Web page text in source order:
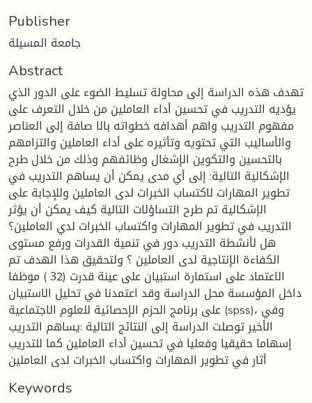
Publisher
جامعة المسيلة
Abstract
تهدف هذه الدراسة إلى محاولة تسليط الضوء على الدور الذي
يؤديه التدريب في تحسين أداء العاملين من خلال التعرف على
مفهوم التدريب واهم أهدافه خطواته بالا صافة إلى العناصر
والأساليب التي تحتويه وتأثيره على أداء العاملين والتزامهم
بالتحسين والتكوين الإشغال وظائفهم وذلك من خلال طرح
الإشكالية التالية: إلى أي مدى يمكن أن يساهم التدريب في
تطوير المهارات لاكتساب الخبرات لدى العاملين وللإجابة على
الإشكالية تم طرح التساؤلات التالية كيف يمكن أن يؤثر
التدريب في تطوير المهارات واكتساب الخبرات لدي العاملين؟
هل لأنشطة التدريب دور في تنمية القدرات ورفع مستوى
الكفاءة الإنتاجية لدى العاملين ؟ ولتحقيق هذا الهدف تم
الاعتماد على استمارة استبيان على عينة قدرت (32 ) موظفا
داخل المؤسسة محل الدراسة وقد اعتمدنا في تحليل الاستبيان
على برنامج الحزم الإحصائية للعلوم الاجتماعية (spss)، وفي
الأخير توصلت الدراسة إلى النتائج التالية :يساهم التدريب
إسهاما حقيقيا وفعليا في تحسين أداء العاملين كما للتدريب
أثار في تطوير المهارات واكتساب الخبرات لدى العاملين
Keywords